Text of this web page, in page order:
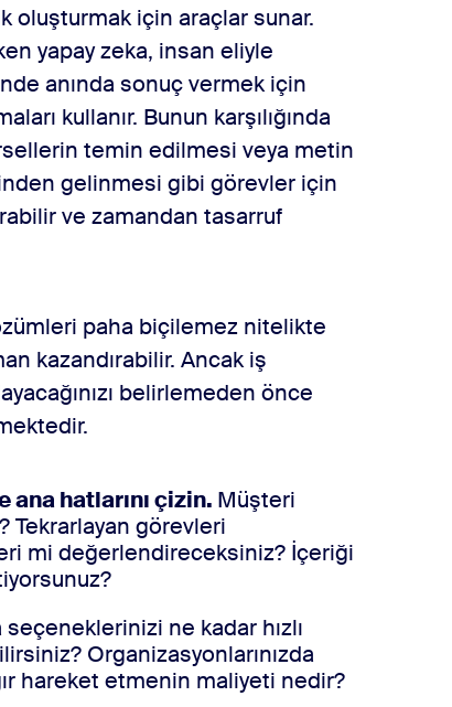
oluşturmak için araçlar sunar.
yapay zeka, insan eliyle
anında sonuç vermek için
kullanır. Bunun karşılığında
temin edilmesi veya metin
gelinmesi gibi görevler için
ve zamandan tasarruf
paha biçilemez nitelikte
kazandırabilir. Ancak iş
belirlemeden önce
hatlarını çizin. Müşteri
Tekrarlayan görevleri
mi değerlendireceksiniz? İçeriği
seçeneklerinizi ne kadar hızlı
Organizasyonlarınızda
hareket etmenin maliyeti nedir?